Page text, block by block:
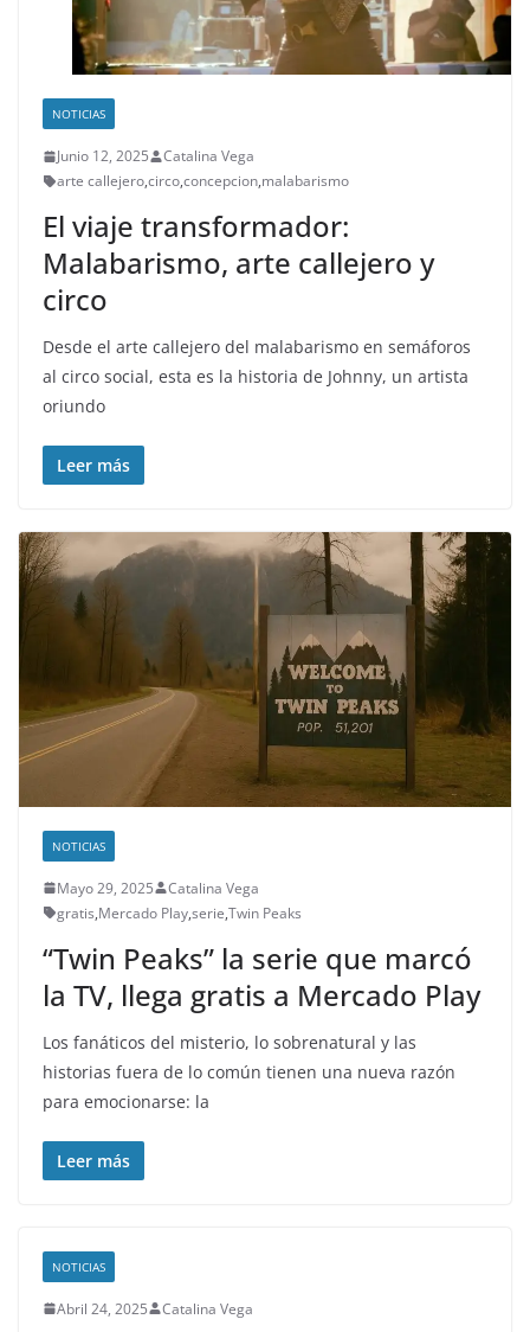
NOTICIAS
Junio 12, 2025
Catalina Vega
arte callejero,circo,concepcion,malabarismo
El viaje transformador:
Malabarismo, arte callejero y
circo
Desde el arte callejero del malabarismo en semáforos
al circo social, esta es la historia de Johnny, un artista
oriundo
Leer más
NOTICIAS
Mayo 29, 2025
Catalina Vega
gratis,Mercado Play,serie,Twin Peaks
“Twin Peaks” la serie que marcó
la TV, llega gratis a Mercado Play
Los fanáticos del misterio, lo sobrenatural y las
historias fuera de lo común tienen una nueva razón
para emocionarse: la
Leer más
NOTICIAS
Abril 24, 2025 Catalina Vega